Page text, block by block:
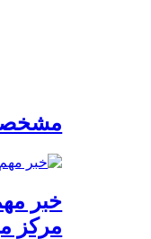
مشخصات
خبر
مرکز